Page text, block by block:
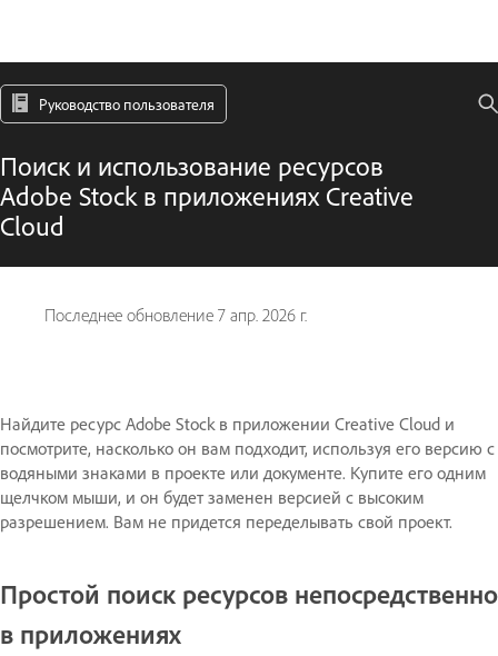
Руководство пользователя
Поиск и использование ресурсов
Adobe Stock в приложениях Creative
Cloud
Последнее обновление 7 апр. 2026 г.
Найдите ресурс Adobe Stock в приложении Creative Cloud и
посмотрите, насколько он вам подходит, используя его версию с
водяными знаками в проекте или документе. Купите его одним
щелчком мыши, и он будет заменен версией с высоким
разрешением. Вам не придется переделывать свой проект.
Простой поиск ресурсов непосредственно
в приложениях